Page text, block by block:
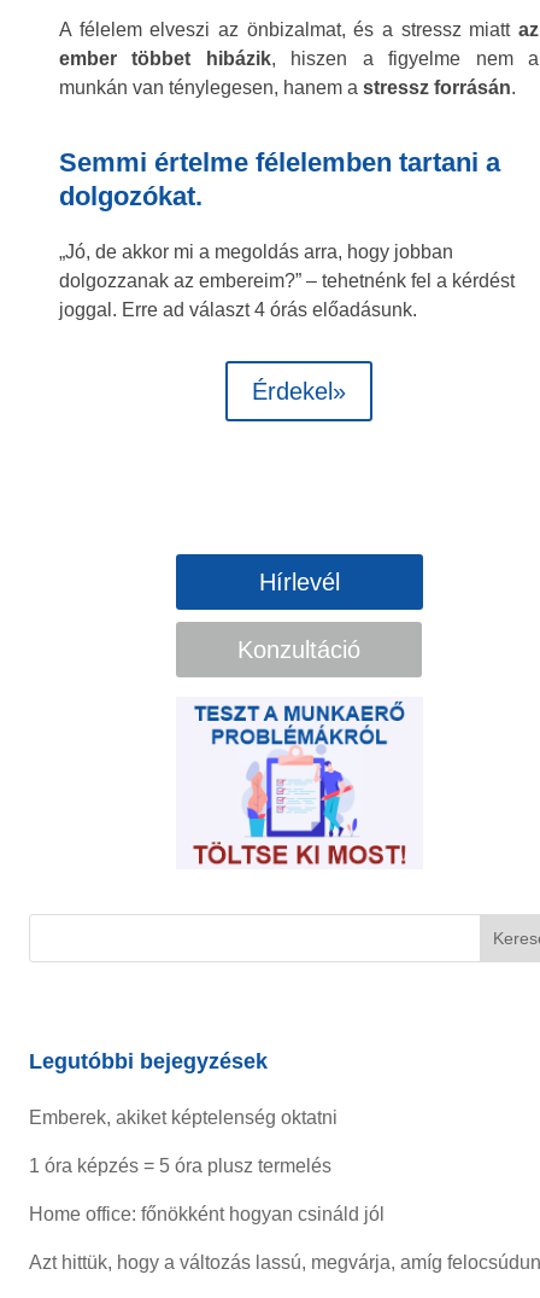
A félelem elveszi az önbizalmat, és a stressz miatt az
ember többet hibázik, hiszen a figyelme nem a
munkán van ténylegesen, hanem a stressz forrásán.
Semmi értelme félelemben tartani a
dolgozókat.
„Jó, de akkor mi a megoldás arra, hogy jobban
dolgozzanak az embereim?” – tehetnénk fel a kérdést
joggal. Erre ad választ 4 órás előadásunk.
Érdekel»
Hírlevél
Konzultáció
Legutóbbi bejegyzések
Emberek, akiket képtelenség oktatni
1 óra képzés = 5 óra plusz termelés
Home office: főnökként hogyan csináld jól
Azt hittük, hogy a változás lassú, megvárja, amíg